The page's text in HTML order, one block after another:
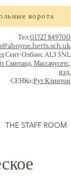
ворота
Тел:01727 849700
Сент-Олбанс AL3 5NL
Смитард, Массачусетс,
изд.
СЕНКо:Рут Клинтон
THE STAFF ROOM